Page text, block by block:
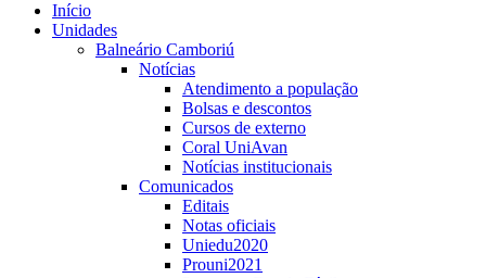
Início
Unidades
Balneário Camboriú
Notícias
Atendimento a população
Bolsas e descontos
Cursos de externo
Coral UniAvan
Notícias institucionais
Comunicados
Editais
Notas oficiais
Uniedu2020
Prouni2021